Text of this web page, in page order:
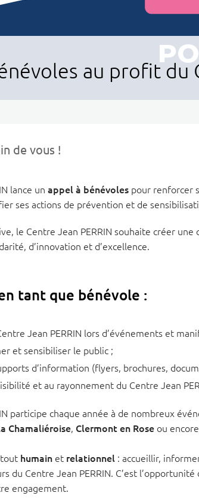
au profit du
de vous !
lance un appel à bénévolespour renforcer
ses actions de prévention et de
le Centre Jean PERRIN souhaite créer
d’innovation et d’excellence.
tant que bénévole :
Jean PERRIN lors d’événements et
et sensibiliser le public ;
d’information (flyers, brochures,
et au rayonnement du Centre Jean
participe chaque année à de nombreux
Chamaliéroise, Clermont en Roseou encore
humainet relationnel: accueillir,
du Centre Jean PERRIN. C’est
engagement.